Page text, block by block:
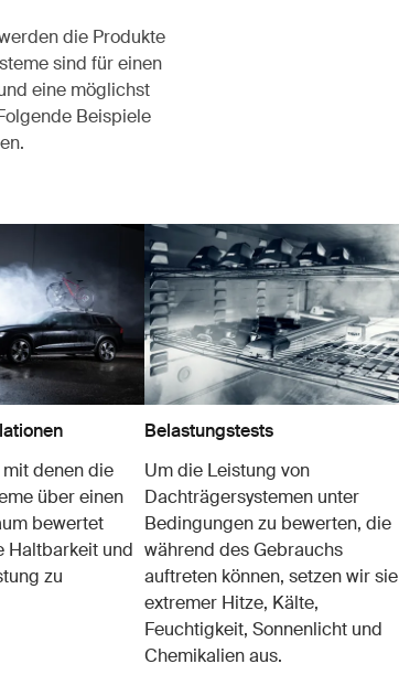
die Produkte
sind für einen
eine möglichst
Beispiele
denen die
über einen
bewertet
Haltbarkeit und
zu
Belastungstests
Um die Leistung von
Dachträgersystemen unter
Bedingungen zu bewerten, die
während des Gebrauchs
auftreten können, setzen wir sie
extremer Hitze, Kälte,
Feuchtigkeit, Sonnenlicht und
Chemikalien aus.